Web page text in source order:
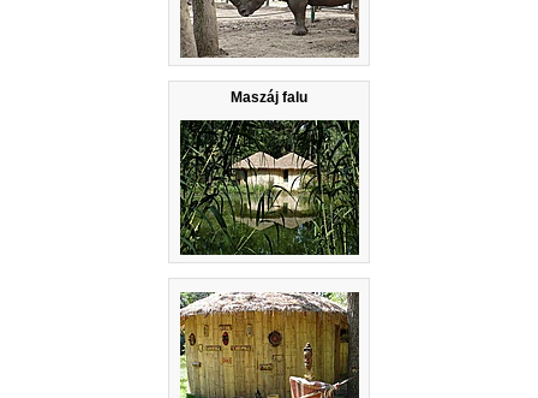
Maszáj falu